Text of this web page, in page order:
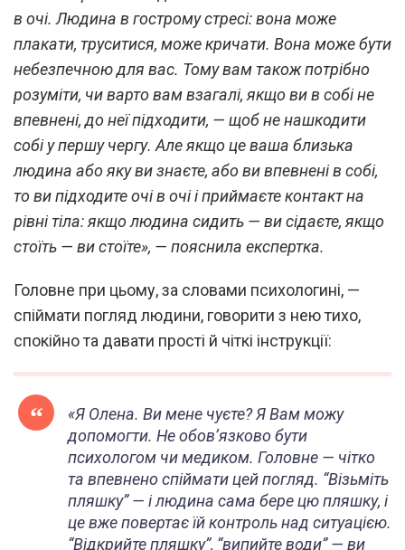
в очі. Людина в гострому стресі: вона може
плакати, труситися, може кричати. Вона може бути
небезпечною для вас. Тому вам також потрібно
розуміти, чи варто вам взагалі, якщо ви в собі не
впевнені, до неї підходити, — щоб не нашкодити
собі у першу чергу. Але якщо це ваша близька
людина або яку ви знаєте, або ви впевнені в собі,
то ви підходите очі в очі і приймаєте контакт на
рівні тіла: якщо людина сидить — ви сідаєте, якщо
стоїть — ви стоїте», — пояснила експертка.
Головне при цьому, за словами психологині, —
спіймати погляд людини, говорити з нею тихо,
спокійно та давати прості й чіткі інструкції:
«Я Олена. Ви мене чуєте? Я Вам можу
допомогти. Не обов’язково бути
психологом чи медиком. Головне — чітко
та впевнено спіймати цей погляд. “Візьміть
пляшку” — і людина сама бере цю пляшку, і
це вже повертає їй контроль над ситуацією.
“Відкрийте пляшку”, “випийте води” — ви